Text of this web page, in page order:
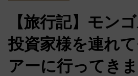
【旅行記】モン
投資家様を連れ
アーに行ってき